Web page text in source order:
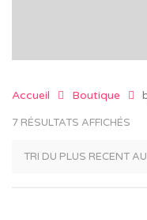
Accueil Boutique
7 RÉSULTATS AFFICHÉS